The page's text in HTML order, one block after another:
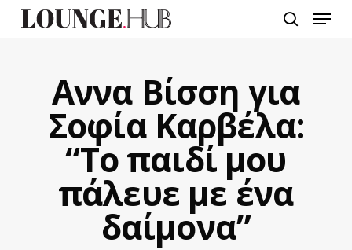
Menu
Αννα Βίσση για
Σοφία Καρβέλα:
“Το παιδί μου
πάλευε με ένα
δαίμονα”